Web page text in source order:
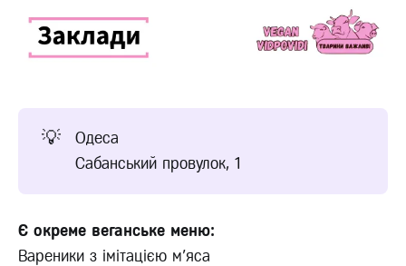
💡
Одеса
Сабанський провулок, 1
Є окреме веганське меню:
Вареники з імітацією м'яса